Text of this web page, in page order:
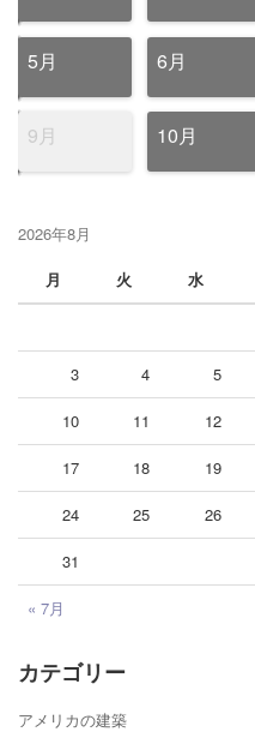
5月 6月
9月 10月
2026年8月
月
火 水
« 7月
3 4 5
10 11 12
17 18 19
24 25 26
31
カテゴリー
アメリカの建築